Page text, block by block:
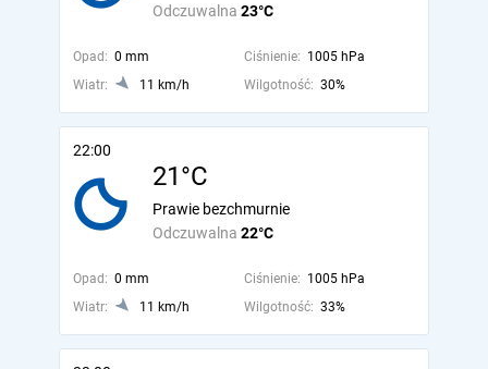
Odczuwalna 23°C
Opad: 0 mm Ciśnienie: 1005 hPa
Wiatr:
11 km/h Wilgotność: 30%
22:00
21°C
Odczuwalna 22°C
Prawie bezchmurnie
Opad: 0 mm Ciśnienie: 1005 hPa
Wiatr:
11 km/h Wilgotność: 33%